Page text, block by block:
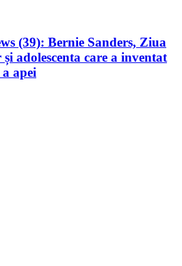
(39): Bernie Sanders, Ziua
adolescenta care a inventat
apei